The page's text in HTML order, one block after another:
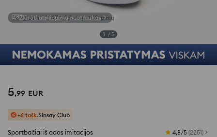
Žiūrėti atsiliepimų nuotraukas
1 / 5
5,99 EUR
+6 tašk.Sinsay Club
Sportbačiai iš odos imitacijos 4,8/5 (2251)